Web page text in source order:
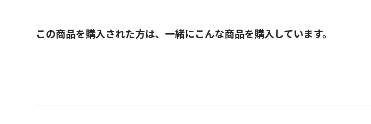
この商品を購入された方は、一緒にこんな商品を購入しています。